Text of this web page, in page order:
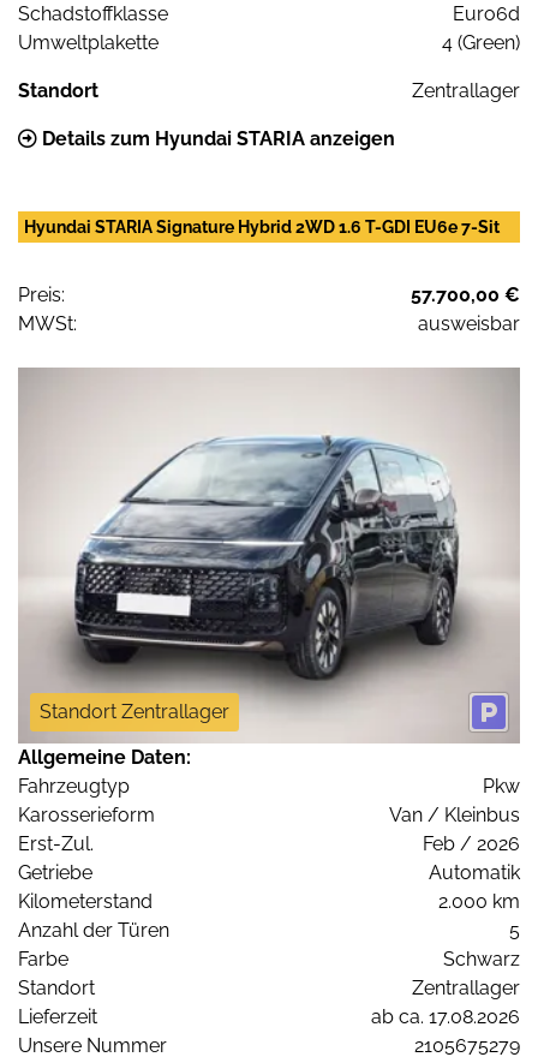
Schadstoffklasse
Euro6d
Umweltplakette
4 (Green)
Standort Zentrallager
Details zum Hyundai STARIA anzeigen
Hyundai STARIA Signature Hybrid 2WD 1.6 T-GDI EU6e 7-Sit
Preis:
57.700,00 €
MWSt:
ausweisbar
Standort Zentrallager
Allgemeine Daten:
Fahrzeugtyp
Pkw
Karosserieform
Van / Kleinbus
Erst-Zul.
Feb / 2026
Getriebe
Automatik
Kilometerstand
2.000 km
Anzahl der Türen
5
Farbe
Schwarz
Standort
Zentrallager
Lieferzeit
ab ca. 17.08.2026
Unsere Nummer
2105675279